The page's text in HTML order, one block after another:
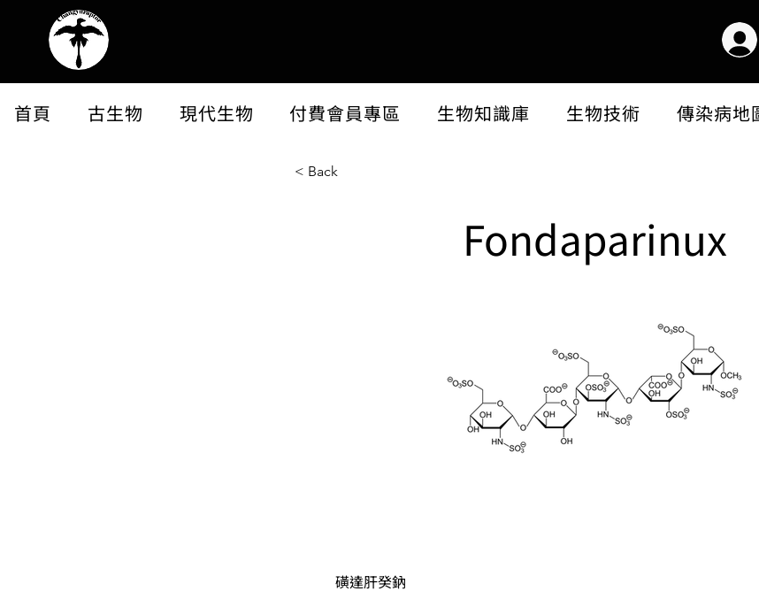
首頁 古生物 現代生物 付費會員專區 生物知識庫 生物技術 傳染病地
< Back
Fondaparinux
磺達肝癸鈉